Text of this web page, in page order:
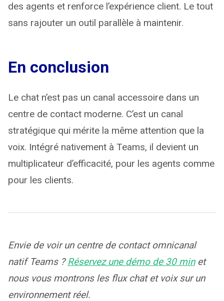
des agents et renforce l’expérience client. Le tout
sans rajouter un outil parallèle à maintenir.
En conclusion
Le chat n’est pas un canal accessoire dans un
centre de contact moderne. C’est un canal
stratégique qui mérite la même attention que la
voix. Intégré nativement à Teams, il devient un
multiplicateur d’efficacité, pour les agents comme
pour les clients.
Envie de voir un centre de contact omnicanal
natif Teams ?Réservez une démo de 30 minet
nous vous montrons les flux chat et voix sur un
environnement réel.